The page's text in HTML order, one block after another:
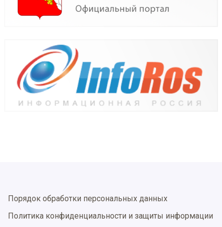
Порядок обработки персональных данных
Политика конфиденциальности и защиты информации